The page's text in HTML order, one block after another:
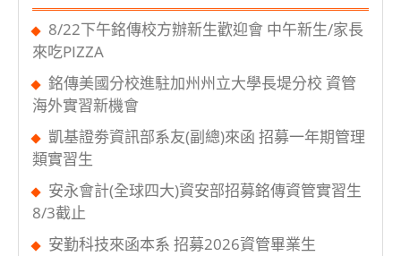
說
明
暨
試
8/22下午銘傳校方辦新生歡迎會 中午新生/家長
來吃PIZZA
銘傳美國分校進駐加州州立大學長堤分校 資管
海外實習新機會
凱基證劵資訊部系友(副總)來函 招募一年期管理
類實習生
安永會計(全球四大)資安部招募銘傳資管實習生
8/3截止
安勤科技來函本系 招募2026資管畢業生